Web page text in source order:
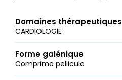
Domaines thérapeutiques
CARDIOLOGIE
Forme galénique
Comprime pellicule